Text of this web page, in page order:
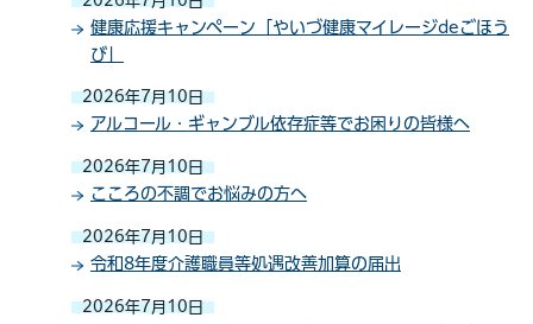
健康応援キャンペーン「やいづ健康マイレージdeごほう
び」
2026年7月10日
アルコール・ギャンブル依存症等でお困りの皆様へ
2026年7月10日
こころの不調でお悩みの方へ
2026年7月10日
令和8年度介護職員等処遇改善加算の届出
2026年7月10日